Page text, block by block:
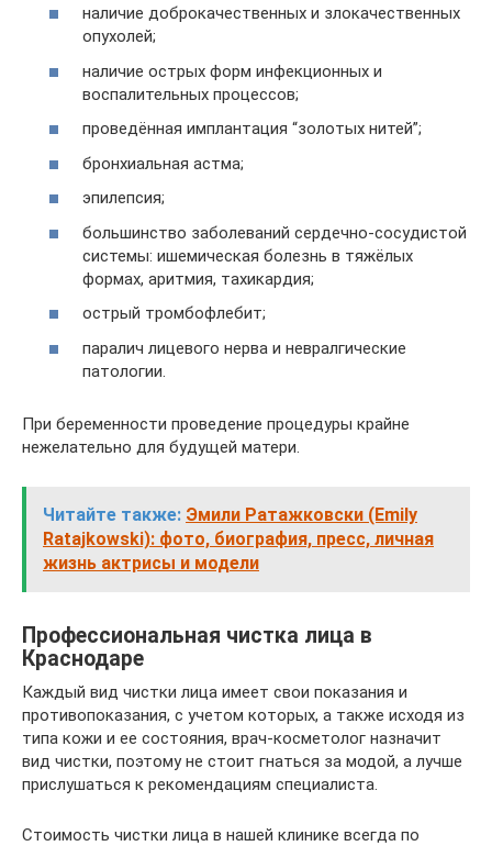
наличие доброкачественных и злокачественных
опухолей;
наличие острых форм инфекционных и
воспалительных процессов;
проведённая имплантация “золотых нитей”;
бронхиальная астма;
эпилепсия;
большинство заболеваний сердечно-сосудистой
системы: ишемическая болезнь в тяжёлых
формах, аритмия, тахикардия;
острый тромбофлебит;
паралич лицевого нерва и невралгические
патологии.
При беременности проведение процедуры крайне
нежелательно для будущей матери.
Читайте также: Эмили Ратажковски (Emily
Ratajkowski): фото, биография, пресс, личная
жизнь актрисы и модели
Профессиональная чистка лица в
Краснодаре
Каждый вид чистки лица имеет свои показания и
противопоказания, с учетом которых, а также исходя из
типа кожи и ее состояния, врач-косметолог назначит
вид чистки, поэтому не стоит гнаться за модой, а лучше
прислушаться к рекомендациям специалиста.
Стоимость чистки лица в нашей клинике всегда по